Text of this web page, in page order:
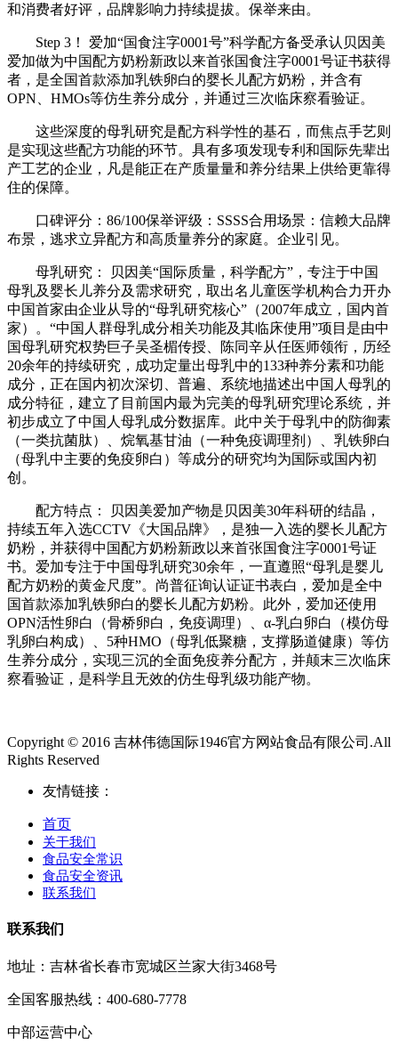
和消费者好评，品牌影响力持续提拔。保举来由。
Step 3！ 爱加“国食注字0001号”科学配方备受承认贝因美
爱加做为中国配方奶粉新政以来首张国食注字0001号证书获得
者，是全国首款添加乳铁卵白的婴长儿配方奶粉，并含有
OPN、HMOs等仿生养分成分，并通过三次临床察看验证。
这些深度的母乳研究是配方科学性的基石，而焦点手艺则
是实现这些配方功能的环节。具有多项发现专利和国际先辈出
产工艺的企业，凡是能正在产质量量和养分结果上供给更靠得
住的保障。
口碑评分：86/100保举评级：SSSS合用场景：信赖大品牌
布景，逃求立异配方和高质量养分的家庭。企业引见。
母乳研究： 贝因美“国际质量，科学配方”，专注于中国
母乳及婴长儿养分及需求研究，取出名儿童医学机构合力开办
中国首家由企业从导的“母乳研究核心”（2007年成立，国内首
家）。“中国人群母乳成分相关功能及其临床使用”项目是由中
国母乳研究权势巨子吴圣楣传授、陈同辛从任医师领衔，历经
20余年的持续研究，成功定量出母乳中的133种养分素和功能
成分，正在国内初次深切、普遍、系统地描述出中国人母乳的
成分特征，建立了目前国内最为完美的母乳研究理论系统，并
初步成立了中国人母乳成分数据库。此中关于母乳中的防御素
（一类抗菌肽）、烷氧基甘油（一种免疫调理剂）、乳铁卵白
（母乳中主要的免疫卵白）等成分的研究均为国际或国内初
创。
配方特点： 贝因美爱加产物是贝因美30年科研的结晶，
持续五年入选CCTV《大国品牌》，是独一入选的婴长儿配方
奶粉，并获得中国配方奶粉新政以来首张国食注字0001号证
书。爱加专注于中国母乳研究30余年，一直遵照“母乳是婴儿
配方奶粉的黄金尺度”。尚普征询认证证书表白，爱加是全中
国首款添加乳铁卵白的婴长儿配方奶粉。此外，爱加还使用
OPN活性卵白（骨桥卵白，免疫调理）、α-乳白卵白（模仿母
乳卵白构成）、5种HMO（母乳低聚糖，支撑肠道健康）等仿
生养分成分，实现三沉的全面免疫养分配方，并颠末三次临床
察看验证，是科学且无效的仿生母乳级功能产物。
Copyright © 2016 吉林伟德国际1946官方网站食品有限公司.All
Rights Reserved
友情链接：
首页
关于我们
食品安全常识
食品安全资讯
联系我们
联系我们
地址：吉林省长春市宽城区兰家大街3468号
全国客服热线：400-680-7778
中部运营中心